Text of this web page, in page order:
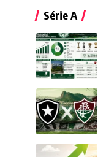
Série A